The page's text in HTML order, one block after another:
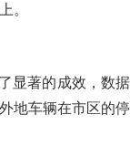
。
显著的成效，数据
地车辆在市区的停